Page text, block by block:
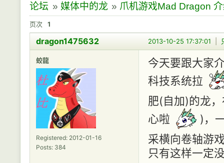
论坛 » 媒体中的龙 » 爪机游戏Mad Dragon
页次 1
2013-10-25 17:37:01
dragon1475632
蛟龍
Registered: 2012-01-16
Posts: 384
今天要跟大家
科技系统拉
肥(自加)的龙
心啦
)，
采横向卷轴游
只有这样一定